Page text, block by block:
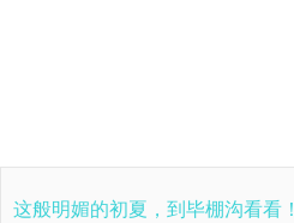
这般明媚的初夏，到毕棚沟看看！